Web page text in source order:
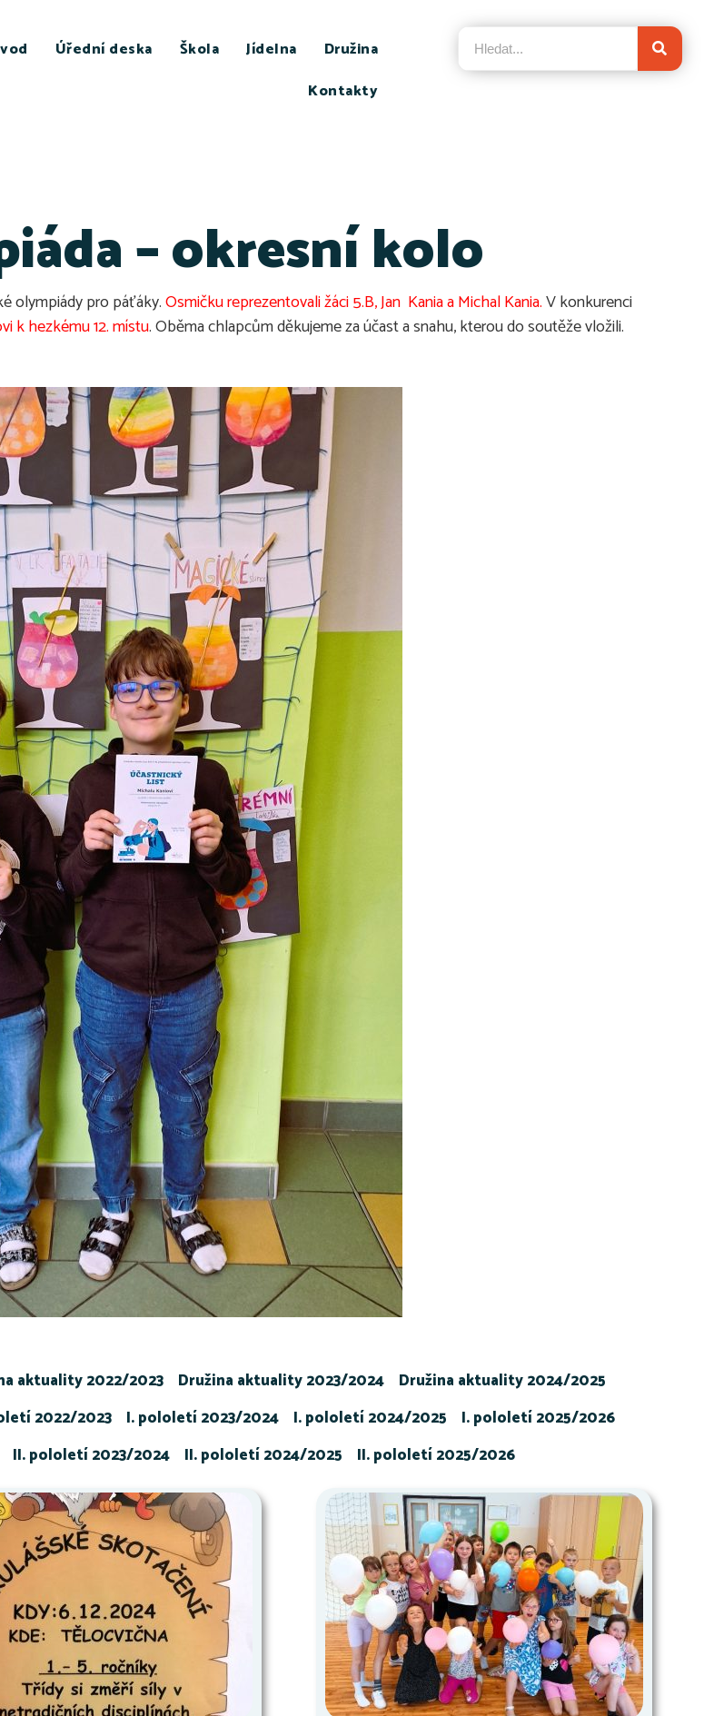
Úřední deska Škola Jídelna
Družina
Kontakty
– okresní kolo
olympiády pro páťáky.Osmičku reprezentovali žáci 5.B, Jan Kania a Michal Kania.V konkurenci
k hezkému 12. místu. Oběma chlapcům děkujeme za účast a snahu, kterou do soutěže vložili.
aktuality 2022/2023 Družina aktuality 2023/2024
Družina aktuality 2024/2025
2022/2023 I. pololetí 2023/2024 I. pololetí 2024/2025
I. pololetí 2025/2026
II. pololetí 2023/2024 II. pololetí 2024/2025 II. pololetí 2025/2026